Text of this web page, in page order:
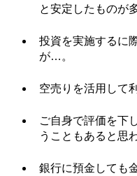
と安定したものが
投資を実施するに
が…。
空売りを活用して
ご自身で評価を下
うこともあると思
銀行に預金しても